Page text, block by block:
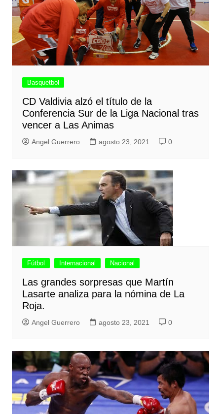
Basquetbol
CD Valdivia alzó el título de la
Conferencia Sur de la Liga Nacional tras
vencer a Las Animas
Angel Guerrero agosto 23, 2021 0
Fútbol Internacional Nacional
Las grandes sorpresas que Martín
Lasarte analiza para la nómina de La
Roja.
Angel Guerrero agosto 23, 2021 0